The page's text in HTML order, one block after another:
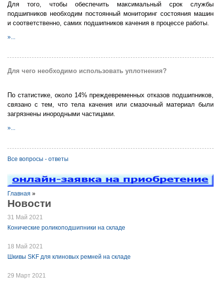
Для того, чтобы обеспечить максимальный срок службы
подшипников необходим постоянный мониторинг состояния машин
и соответственно, самих подшипников качения в процессе работы.
»...
Для чего необходимо использовать уплотнения?
По статистике, около 14% преждевременных отказов подшипников,
связано с тем, что тела качения или смазочный материал были
загрязнены инородными частицами.
»...
Все вопросы - ответы
Главная »
Новости
31 Май 2021
Конические роликоподшипники на складе
18 Май 2021
Шкивы SKF для клиновых ремней на складе
29 Март 2021